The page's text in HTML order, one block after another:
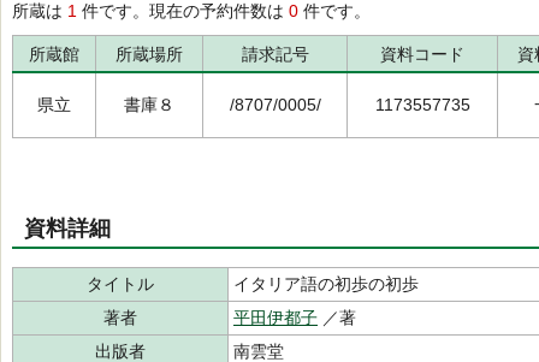
所蔵は 1 件です。現在の予約件数は 0 件です。
所蔵館 所蔵場所 請求記号 資料コード 資
県立 書庫８ /8707/0005/ 1173557735
資料詳細
タイトル
イタリア語の初歩の初歩
著者
平田伊都子 ／著
出版者
南雲堂